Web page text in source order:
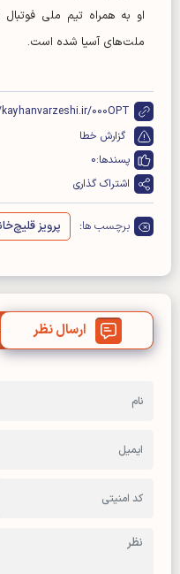
او به همراه تیم ملی
ملت‌های آسیا شده است.
000OPT
گزارش خطا
پسندها:0
اشتراک گذاری
برچسب ها: پرویز
ارسال نظر